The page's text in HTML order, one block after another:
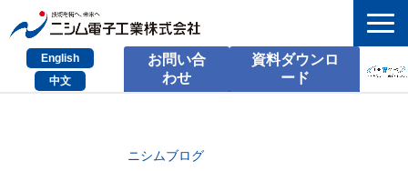
English
中文
お問い合
わせ
資料ダウンロ
ード
検索
ニシムブログ